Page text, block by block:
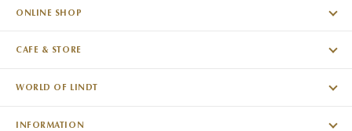
ONLINE SHOP
CAFE & STORE
WORLD OF LINDT
INFORMATION